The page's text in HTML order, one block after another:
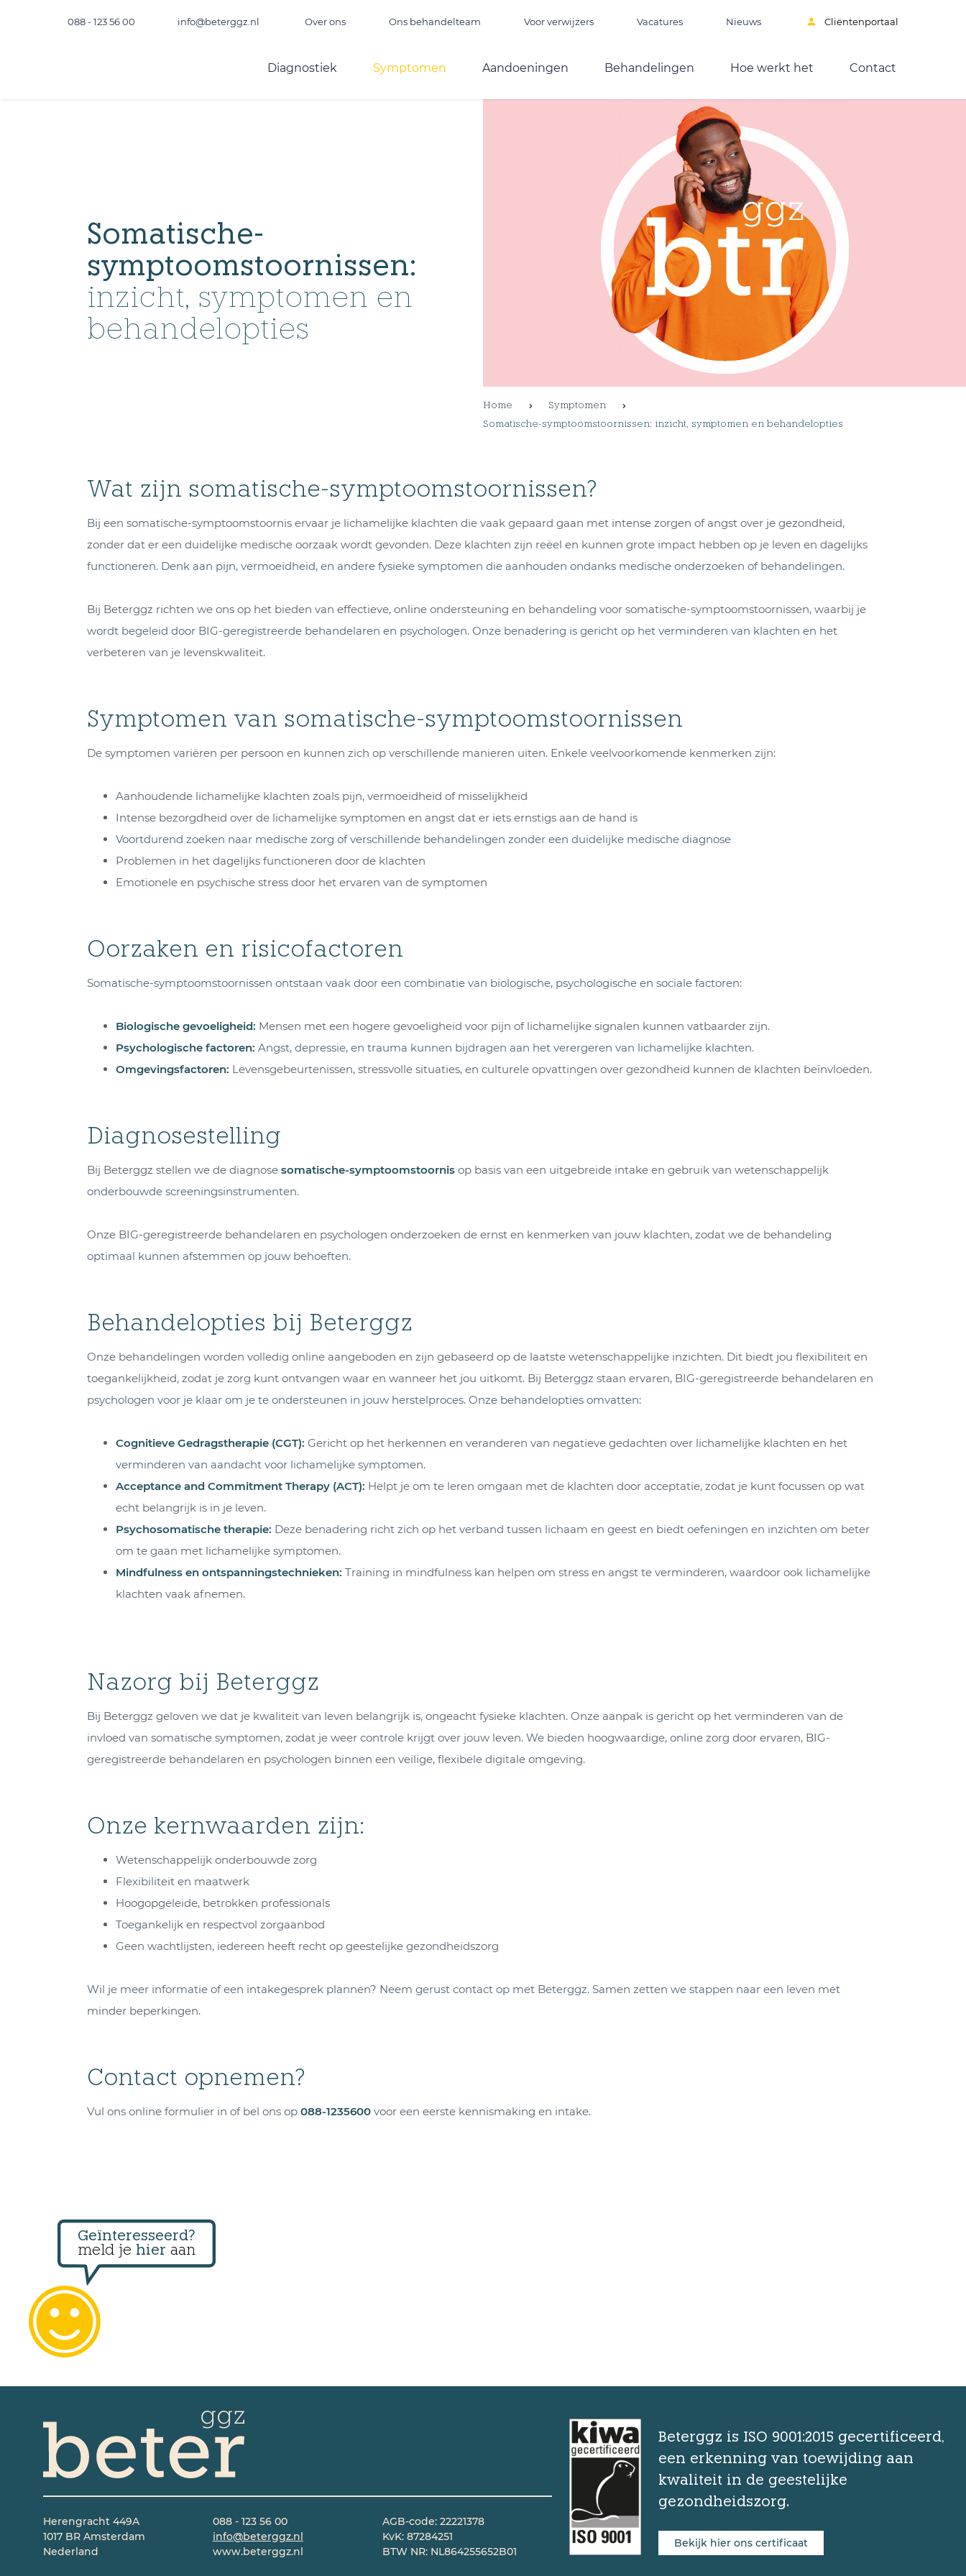
088 - 123 56 00 info@beterggz.nl Over ons Ons behandelteam Voor verwijzers Vacatures Nieuws Cliëntenportaal
Diagnostiek Symptomen Aandoeningen Behandelingen Hoe werkt het Contact
Somatische-
symptoomstoornissen:
inzicht, symptomen en
behandelopties
Home
Symptomen
Somatische-symptoomstoornissen: inzicht, symptomen en behandelopties
Wat zijn somatische-symptoomstoornissen?
Bij een somatische-symptoomstoornis ervaar je lichamelijke klachten die vaak gepaard gaan met intense zorgen of angst over je gezondheid,
zonder dat er een duidelijke medische oorzaak wordt gevonden. Deze klachten zijn reëel en kunnen grote impact hebben op je leven en dagelijks
functioneren. Denk aan pijn, vermoeidheid, en andere fysieke symptomen die aanhouden ondanks medische onderzoeken of behandelingen.
Bij Beterggz richten we ons op het bieden van effectieve, online ondersteuning en behandeling voor somatische-symptoomstoornissen, waarbij je
wordt begeleid door BIG-geregistreerde behandelaren en psychologen. Onze benadering is gericht op het verminderen van klachten en het
verbeteren van je levenskwaliteit.
Symptomen van somatische-symptoomstoornissen
De symptomen variëren per persoon en kunnen zich op verschillende manieren uiten. Enkele veelvoorkomende kenmerken zijn:
Aanhoudende lichamelijke klachten zoals pijn, vermoeidheid of misselijkheid
Intense bezorgdheid over de lichamelijke symptomen en angst dat er iets ernstigs aan de hand is
Voortdurend zoeken naar medische zorg of verschillende behandelingen zonder een duidelijke medische diagnose
Problemen in het dagelijks functioneren door de klachten
Emotionele en psychische stress door het ervaren van de symptomen
Oorzaken en risicofactoren
Somatische-symptoomstoornissen ontstaan vaak door een combinatie van biologische, psychologische en sociale factoren:
Biologische gevoeligheid: Mensen met een hogere gevoeligheid voor pijn of lichamelijke signalen kunnen vatbaarder zijn.
Psychologische factoren: Angst, depressie, en trauma kunnen bijdragen aan het verergeren van lichamelijke klachten.
Omgevingsfactoren: Levensgebeurtenissen, stressvolle situaties, en culturele opvattingen over gezondheid kunnen de klachten beïnvloeden.
Diagnosestelling
Bij Beterggz stellen we de diagnose somatische-symptoomstoornis op basis van een uitgebreide intake en gebruik van wetenschappelijk
onderbouwde screeningsinstrumenten.
Onze BIG-geregistreerde behandelaren en psychologen onderzoeken de ernst en kenmerken van jouw klachten, zodat we de behandeling
optimaal kunnen afstemmen op jouw behoeften.
Behandelopties bij Beterggz
Onze behandelingen worden volledig online aangeboden en zijn gebaseerd op de laatste wetenschappelijke inzichten. Dit biedt jou flexibiliteit en
toegankelijkheid, zodat je zorg kunt ontvangen waar en wanneer het jou uitkomt. Bij Beterggz staan ervaren, BIG-geregistreerde behandelaren en
psychologen voor je klaar om je te ondersteunen in jouw herstelproces. Onze behandelopties omvatten:
Cognitieve Gedragstherapie (CGT): Gericht op het herkennen en veranderen van negatieve gedachten over lichamelijke klachten en het
verminderen van aandacht voor lichamelijke symptomen.
Acceptance and Commitment Therapy (ACT): Helpt je om te leren omgaan met de klachten door acceptatie, zodat je kunt focussen op wat
echt belangrijk is in je leven.
Psychosomatische therapie: Deze benadering richt zich op het verband tussen lichaam en geest en biedt oefeningen en inzichten om beter
om te gaan met lichamelijke symptomen.
Mindfulness en ontspanningstechnieken: Training in mindfulness kan helpen om stress en angst te verminderen, waardoor ook lichamelijke
klachten vaak afnemen.
Nazorg bij Beterggz
Bij Beterggz geloven we dat je kwaliteit van leven belangrijk is, ongeacht fysieke klachten. Onze aanpak is gericht op het verminderen van de
invloed van somatische symptomen, zodat je weer controle krijgt over jouw leven. We bieden hoogwaardige, online zorg door ervaren, BIG-
geregistreerde behandelaren en psychologen binnen een veilige, flexibele digitale omgeving.
Onze kernwaarden zijn:
Wetenschappelijk onderbouwde zorg
Flexibiliteit en maatwerk
Hoogopgeleide, betrokken professionals
Toegankelijk en respectvol zorgaanbod
Geen wachtlijsten, iedereen heeft recht op geestelijke gezondheidszorg
Wil je meer informatie of een intakegesprek plannen? Neem gerust contact op met Beterggz. Samen zetten we stappen naar een leven met
minder beperkingen.
Contact opnemen?
Vul ons online formulier in of bel ons op 088-1235600 voor een eerste kennismaking en intake.
Geïnteresseerd?
meld je hier aan
Herengracht 449A
1017 BR Amsterdam
Nederland
088 - 123 56 00
info@beterggz.nl
www.beterggz.nl
AGB-code: 22221378
KvK: 87284251
BTW NR: NL864255652B01
Beterggz is ISO 9001:2015 gecertificeerd,
een erkenning van toewijding aan
kwaliteit in de geestelijke
gezondheidszorg.
Bekijk hier ons certificaat